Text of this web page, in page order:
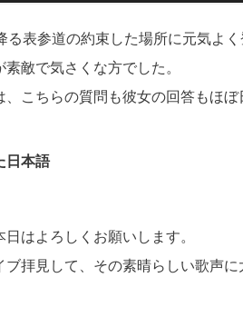
る表参道の約束した場所に元気よく
敵で気さくな方でした。
、こちらの質問も彼女の回答もほ
日本語
日はよろしくお願いします。
ブ拝見して、その素晴らしい歌声に